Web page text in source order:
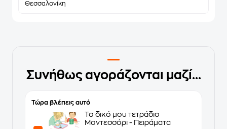
Θεσσαλονίκη
Συνήθως αγοράζονται μαζί...
Τώρα βλέπεις αυτό
Το δικό μου τετράδιο
Μοντεσσόρι - Πειράματα